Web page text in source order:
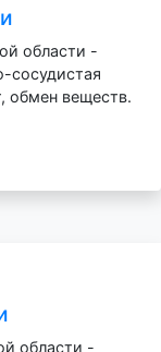
области -
сосудистая
обмен веществ.
области -